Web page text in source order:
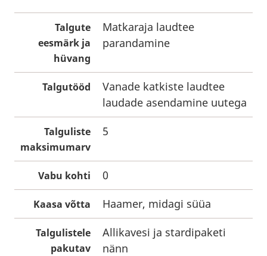
Talgute
eesmärk ja
hüvang
Matkaraja laudtee
parandamine
Talgutööd
Vanade katkiste laudtee
laudade asendamine uutega
Talguliste
maksimumarv
5
Vabu kohti 0
Kaasa võtta Haamer, midagi süüa
Talgulistele
pakutav
Allikavesi ja stardipaketi
nänn